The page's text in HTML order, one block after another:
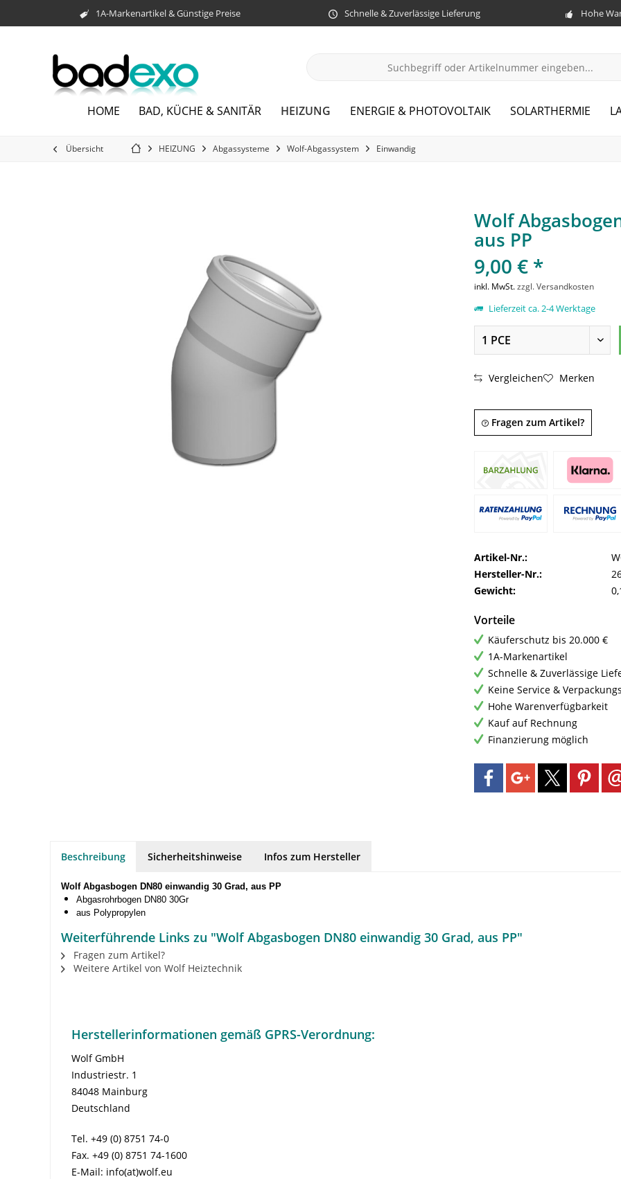
1A-Markenartikel & Günstige Preise Schnelle & Zuverlässige Lieferung Hohe
HOME BAD, KÜCHE & SANITÄR HEIZUNG ENERGIE & PHOTOVOLTAIK SOLARTHERMIE
Übersicht HEIZUNG Abgassysteme Wolf-Abgassystem Einwandig
Wolf
aus PP
9,00 € *
inkl. MwSt.zzgl. Versandkosten
Lieferzeit ca. 2-4 Werktage
Vergleichen Merken
Fragen zum Artikel?
Artikel-Nr.:
Hersteller-Nr.:
Gewicht:
Vorteile
Käuferschutz bis 20.000 €
1A-Markenartikel
Schnelle & Zuverlässige
Keine Service &
Hohe Warenverfügbarkeit
Kauf auf Rechnung
Finanzierung möglich
Beschreibung Sicherheitshinweise Infos zum Hersteller
Wolf Abgasbogen DN80 einwandig 30 Grad, aus PP
Abgasrohrbogen DN80 30Gr
aus Polypropylen
Weiterführende Links zu "Wolf Abgasbogen DN80 einwandig 30 Grad, aus PP"
Fragen zum Artikel?
Weitere Artikel von Wolf Heiztechnik
Herstellerinformationen gemäß GPRS-Verordnung:
Wolf GmbH
Industriestr. 1
84048 Mainburg
Deutschland
Tel. +49 (0) 8751 74-0
Fax. +49 (0) 8751 74-1600
E-Mail: info(at)wolf.eu